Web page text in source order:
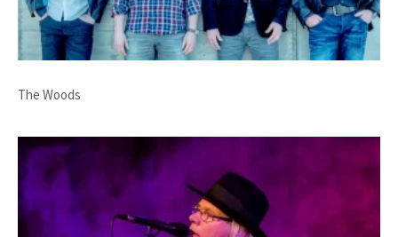
The Woods